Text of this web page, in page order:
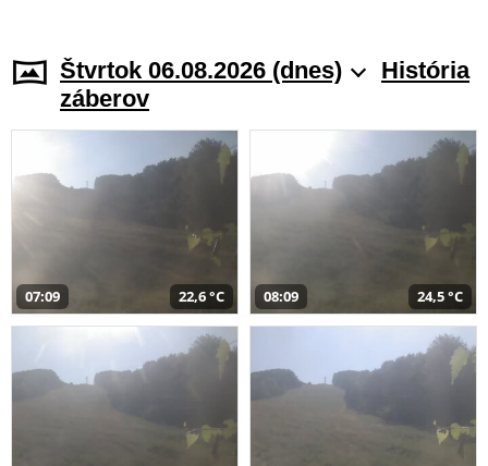
Štvrtok 06.08.2026 (dnes)
História
záberov
07:09 22,6 °C 08:09 24,5 °C